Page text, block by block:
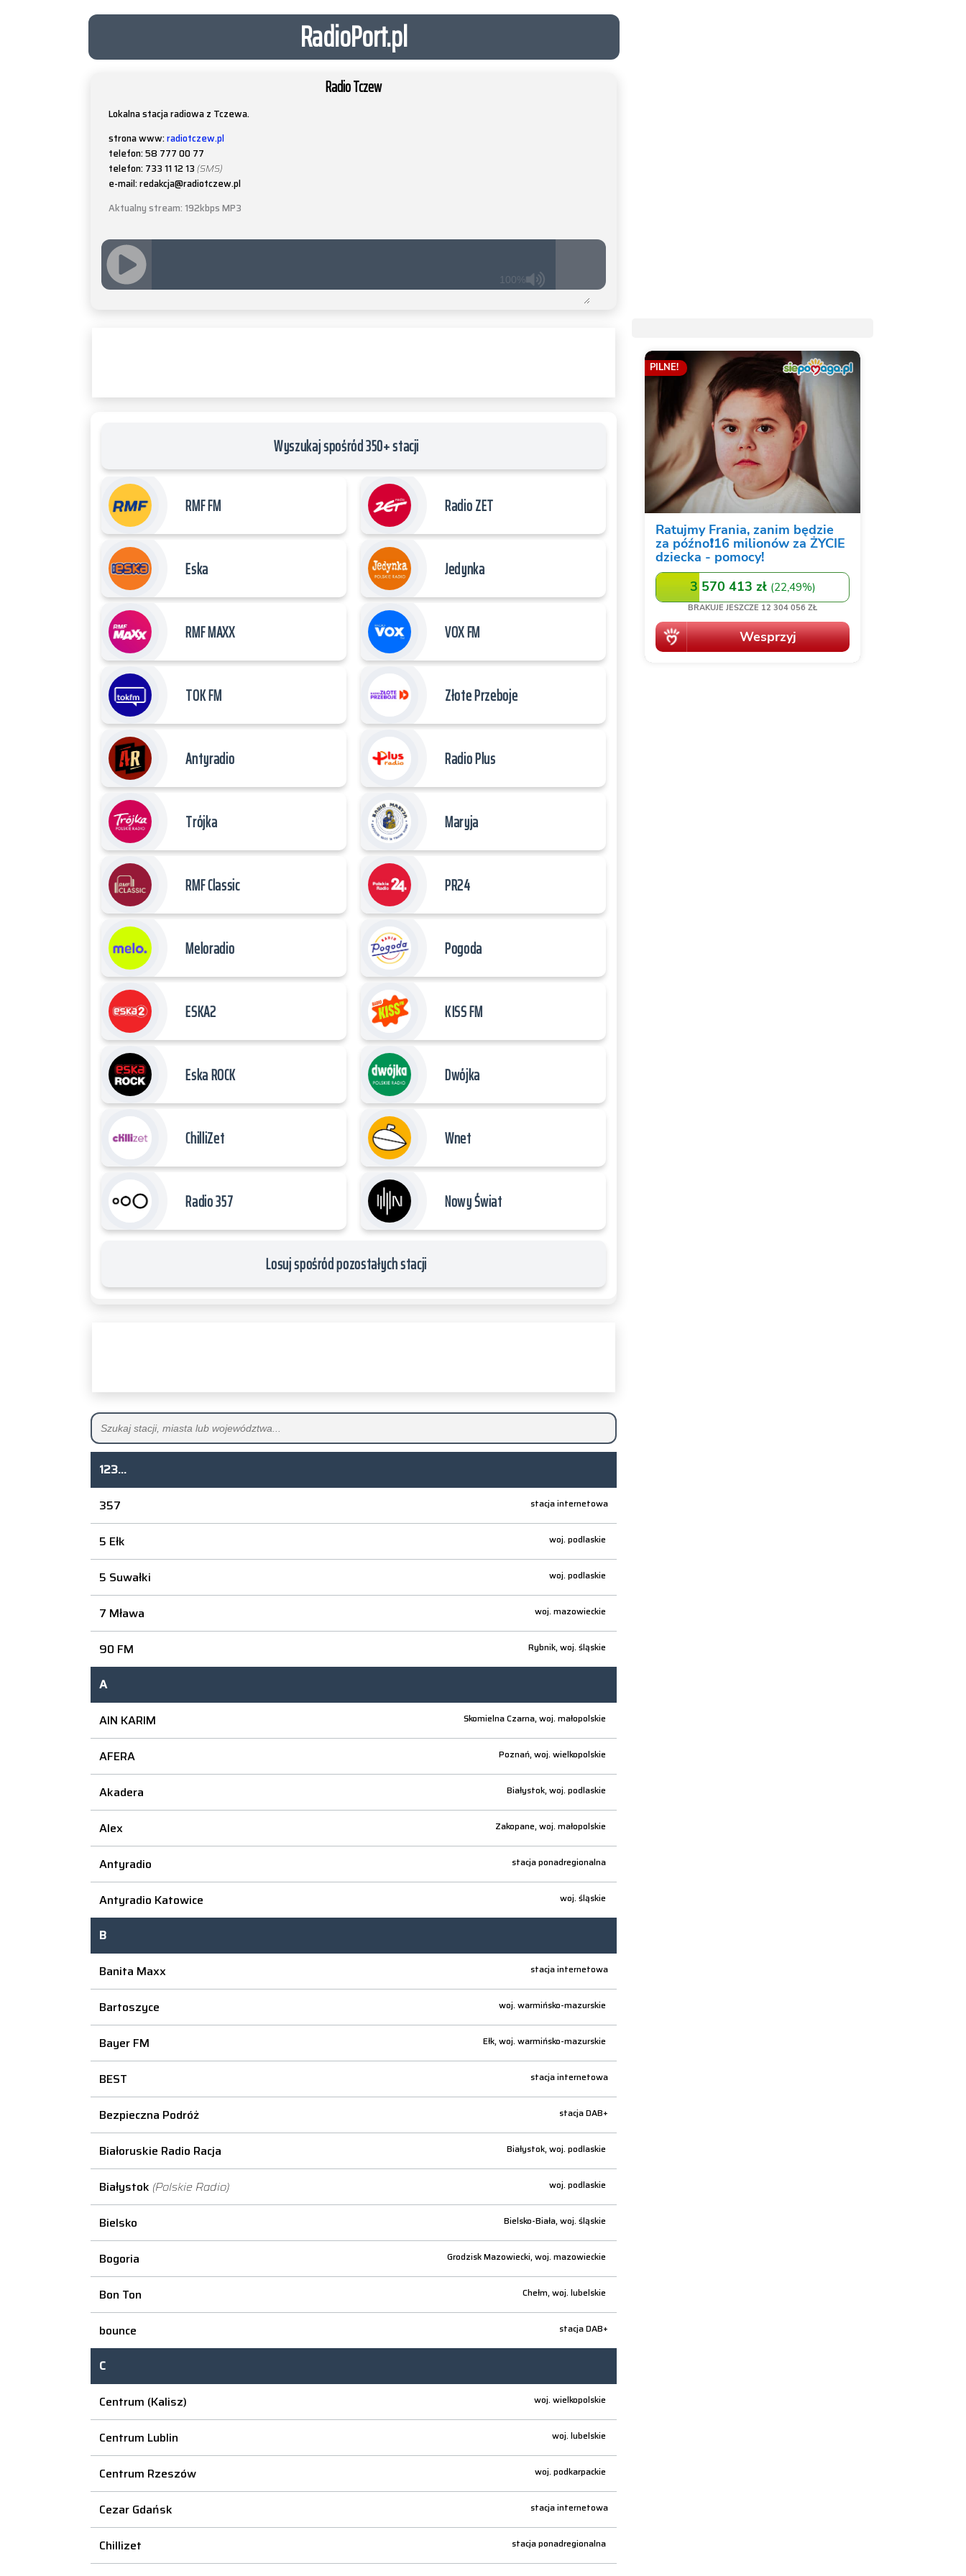
RadioPort.pl
Radio Tczew
Lokalna stacja radiowa z Tczewa.
strona www:radiotczew.pl
telefon: 58 777 00 77
telefon: 733 11 12 13(SMS)
e-mail: redakcja@radiotczew.pl
Aktualny stream: 192kbps MP3
100%
Webdesign
Dexheim
and
FULL
SERVICE
ONLINE
AGENTUR
MAINZ
Wyszukaj spośród 350+ stacji
RMF FM Radio ZET
Eska Jedynka
RMF MAXX VOX FM
TOK FM Złote Przeboje
Antyradio Radio Plus
Trójka Maryja
RMF Classic PR24
Meloradio Pogoda
ESKA2 KISS FM
Eska ROCK Dwójka
ChilliZet Wnet
Radio 357 Nowy Świat
Losuj spośród pozostałych stacji
123...
357
stacja internetowa
5 Ełk woj. podlaskie
5 Suwałki woj. podlaskie
7 Mława woj. mazowieckie
90 FM Rybnik, woj. śląskie
A
AIN KARIM
Skomielna Czarna, woj. małopolskie
AFERA Poznań, woj. wielkopolskie
Akadera Białystok, woj. podlaskie
Alex Zakopane, woj. małopolskie
Antyradio stacja ponadregionalna
Antyradio Katowice woj. śląskie
B
Banita Maxx
stacja internetowa
Bartoszyce woj. warmińsko-mazurskie
Bayer FM Ełk, woj. warmińsko-mazurskie
BEST stacja internetowa
Bezpieczna Podróż stacja DAB+
Białoruskie Radio Racja Białystok, woj. podlaskie
Białystok (Polskie Radio) woj. podlaskie
Bielsko Bielsko-Biała, woj. śląskie
Bogoria Grodzisk Mazowiecki, woj. mazowieckie
Bon Ton Chełm, woj. lubelskie
bounce stacja DAB+
C
Centrum (Kalisz)
woj. wielkopolskie
Centrum Lublin woj. lubelskie
Centrum Rzeszów woj. podkarpackie
Cezar Gdańsk stacja internetowa
Chillizet stacja ponadregionalna